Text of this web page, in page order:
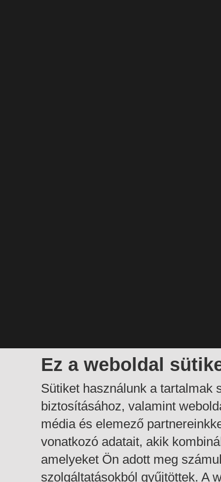
Ez a weboldal
Sütiket használunk a tartalmak
biztosításához, valamint
média és elemező
vonatkozó adatait, akik
amelyeket Ön adott meg
szolgáltatásokból gyűjtöttek. A